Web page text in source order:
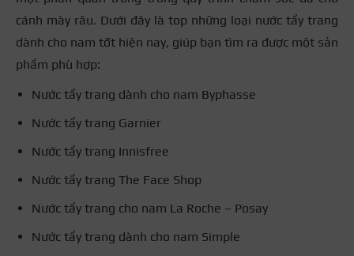
cánh mày râu. Dưới đây là top những loại nước tẩy trang
dành cho nam tốt hiện nay, giúp bạn tìm ra được một sản
phẩm phù hợp:
Nước tẩy trang dành cho nam Byphasse
Nước tẩy trang Garnier
Nước tẩy trang Innisfree
Nước tẩy trang The Face Shop
Nước tẩy trang cho nam La Roche – Posay
Nước tẩy trang dành cho nam Simple